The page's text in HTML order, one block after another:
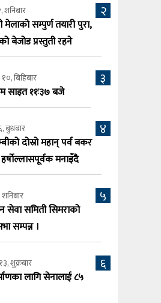
६ गते बुधबारको कामना खबर
मेला भव्यरूपमा सम्पन्न,
झुमाए दर्शक
मेलाको सम्पुर्ण तयारी पुरा,
बेजोड प्रस्तुती रहने
शनिबार
सम्पुर्ण तयारी पुरा,
बेजोड प्रस्तुती रहने
२
बिहिबार
साइत ११ः३७ बजे
३
बुधबार
दोस्रो महान् पर्व बकर
मनाइँदै
४
सेवा समिती सिमराको
सम्पन्न ।
५
शुक्रबार
लागि सेनालाई ८५
६